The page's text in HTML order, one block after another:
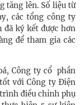
tăng lên. Số liệu từ
các tổng công ty
ký kết được hơn
để tham gia các
Công ty cổ phần
với Công ty Điện
điều chỉnh phụ